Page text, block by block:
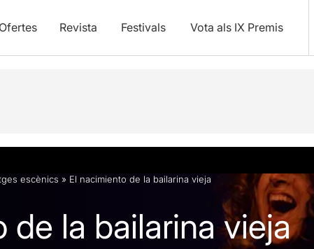
Ofertes Revista Festivals Vota als IX Premis
escènics » El nacimiento de la bailarina vieja
de la bailarina vieja